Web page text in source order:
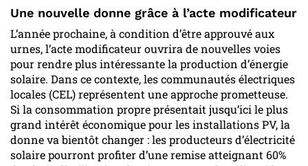
Une nouvelle donne grâce à l’acte modificateur
L’année prochaine, à condition d’être approuvé aux
urnes, l’acte modificateur ouvrira de nouvelles voies
pour rendre plus intéressante la production d’énergie
solaire. Dans ce contexte, les communautés électriques
locales (CEL) représentent une approche prometteuse.
Si la consommation propre présentait jusqu’ici le plus
grand intérêt économique pour les installations PV, la
donne va bientôt changer : les producteurs d’électricité
solaire pourront profiter d’une remise atteignant 60%